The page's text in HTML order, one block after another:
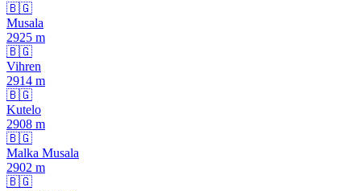
🇧🇬
Musala
2925 m
🇧🇬
Vihren
2914 m
🇧🇬
Kutelo
2908 m
🇧🇬
Malka Musala
2902 m
🇧🇬